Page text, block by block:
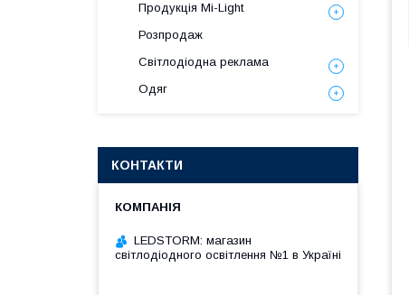
Продукція Mi-Light
Розпродаж
Світлодіодна реклама
Одяг
КОНТАКТИ
LEDSTORM: магазин
світлодіодного освітлення №1 в Україні